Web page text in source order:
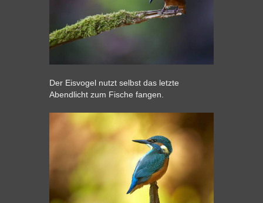
Der Eisvogel nutzt selbst das letzte
Abendlicht zum Fische fangen.